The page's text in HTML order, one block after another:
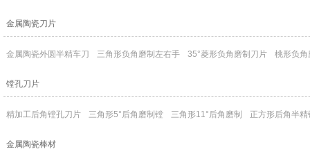
金属陶瓷刀片
金属陶瓷外圆半精车刀 三角形负角磨制左右手 35°菱形负角磨制刀片 桃形负角
镗孔刀片
精加工后角镗孔刀片 三角形5°后角磨制镗 三角形11°后角磨制 正方形后角半精
金属陶瓷棒材